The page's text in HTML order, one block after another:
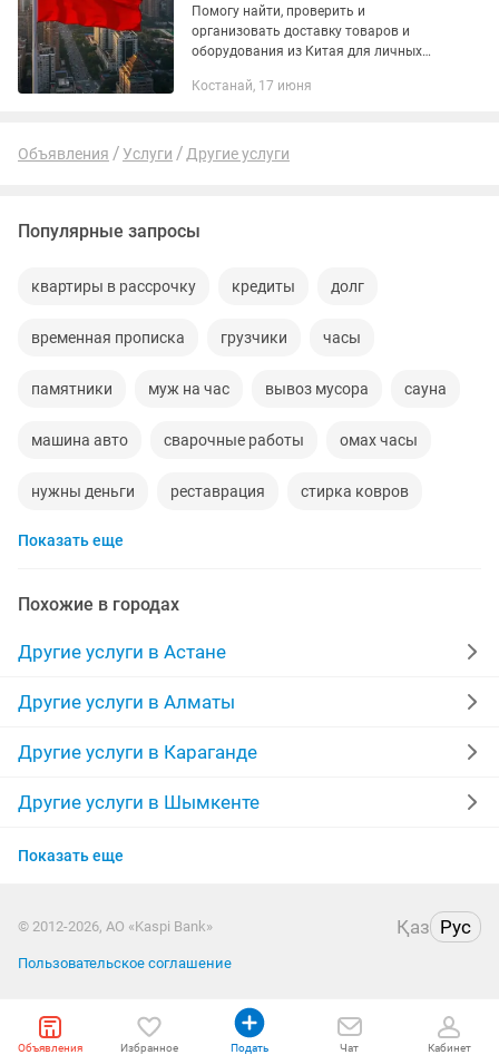
Помогу найти, проверить и
организовать доставку товаров и
оборудования из Китая для личных
работу: ✅ Поиск производителей и
Костанай, 17 июня
Объявления Услуги Другие услуги
Популярные запросы
квартиры в рассрочку кредиты долг
временная прописка грузчики часы
памятники муж на час вывоз мусора сауна
машина авто сварочные работы омах часы
нужны деньги реставрация стирка ковров
чистка канализации
обрезка плодовых деревьев
услуги грузчиков оградка
огород услуга сварщика
ролл шторы лдсп траншеи
септик плов
Показать еще
Похожие в городах
Другие услуги в Астане
Другие услуги в Алматы
Другие услуги в Караганде
Другие услуги в Шымкенте
Другие услуги в Усть-Каменогорске
Другие услуги в Павлодаре
Показать еще
© 2012-2026, АО «Kaspi Bank» Қаз Рус
Пользовательское соглашение
Объявления Избранное Подать Чат Кабинет